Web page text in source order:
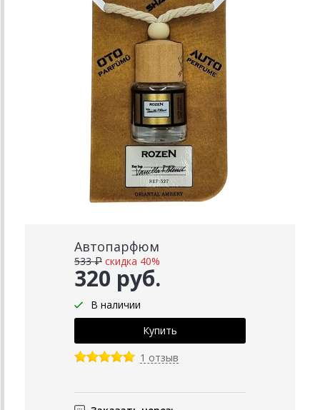
Автопарфюм
320 руб.
533 ₽ скидка 40%
В наличии
1 отзыв